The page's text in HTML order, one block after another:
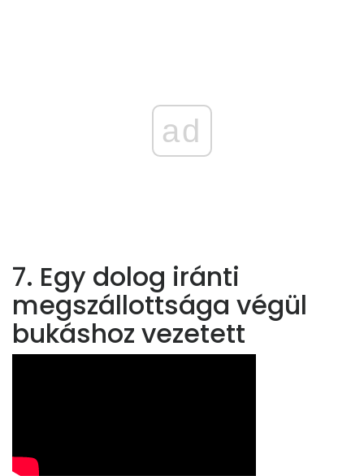
ad
7. Egy dolog iránti
megszállottsága végül
bukáshoz vezetett